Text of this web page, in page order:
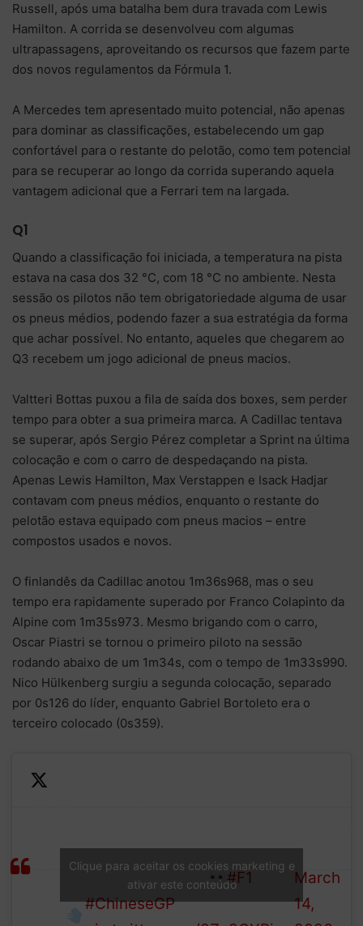
Russell, após uma batalha bem dura travada com Lewis
Hamilton. A corrida se desenvolveu com algumas
ultrapassagens, aproveitando os recursos que fazem parte
dos novos regulamentos da Fórmula 1.
A Mercedes tem apresentado muito potencial, não apenas
para dominar as classificações, estabelecendo um gap
confortável para o restante do pelotão, como tem potencial
para se recuperar ao longo da corrida superando aquela
vantagem adicional que a Ferrari tem na largada.
Q1
Quando a classificação foi iniciada, a temperatura na pista
estava na casa dos 32 °C, com 18 °C no ambiente. Nesta
sessão os pilotos não tem obrigatoriedade alguma de usar
os pneus médios, podendo fazer a sua estratégia da forma
que achar possível. No entanto, aqueles que chegarem ao
Q3 recebem um jogo adicional de pneus macios.
Valtteri Bottas puxou a fila de saída dos boxes, sem perder
tempo para obter a sua primeira marca. A Cadillac tentava
se superar, após Sergio Pérez completar a Sprint na última
colocação e com o carro de despedaçando na pista.
Apenas Lewis Hamilton, Max Verstappen e Isack Hadjar
contavam com pneus médios, enquanto o restante do
pelotão estava equipado com pneus macios – entre
compostos usados e novos.
O finlandês da Cadillac anotou 1m36s968, mas o seu
tempo era rapidamente superado por Franco Colapinto da
Alpine com 1m35s973. Mesmo brigando com o carro,
Oscar Piastri se tornou o primeiro piloto na sessão
rodando abaixo de um 1m34s, com o tempo de 1m33s990.
Nico Hülkenberg surgiu a segunda colocação, separado
por 0s126 do líder, enquanto Gabriel Bortoleto era o
terceiro colocado (0s359).
in P2 just over a tenth away
on the new softs
#F1
#ChineseGP
1 (@F1)
March
14,
Clique para aceitar os cookies marketing e
ativar este conteúdo